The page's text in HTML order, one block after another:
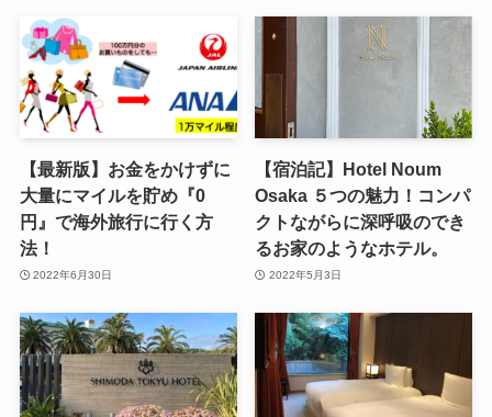
【最新版】お金をかけずに
大量にマイルを貯め『0
円』で海外旅行に行く方
法！
2022年6月30日
【宿泊記】Hotel Noum
Osaka ５つの魅力！コンパ
クトながらに深呼吸のでき
るお家のようなホテル。
2022年5月3日